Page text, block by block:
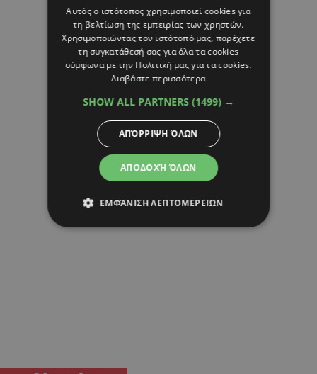
Αυτός ο ιστότοπος χρησιμοποιεί cookies για
τη βελτίωση της εμπειρίας των χρηστών.
Χρησιμοποιώντας τον ιστότοπό μας, παρέχετε
τη συγκατάθεσή σας για όλα τα cookies
σύμφωνα με την Πολιτική μας για τα cookies.
Διαβάστε περισσότερα
SHOW ALL PARTNERS (1499) →
ΑΠΟΔΟΧΉ ΌΛΩΝ
ΑΠΌΡΡΙΨΗ ΌΛΩΝ
ΕΜΦΆΝΙΣΗ ΛΕΠΤΟΜΕΡΕΙΏΝ